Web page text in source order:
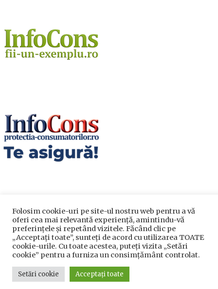
Utile
Utile
Telefoane utile
Folosim cookie-uri pe site-ul nostru web pentru a vă
oferi cea mai relevantă experiență, amintindu-vă
preferințele și repetând vizitele. Făcând clic pe
„Acceptați toate”, sunteți de acord cu utilizarea TOATE
cookie-urile. Cu toate acestea, puteți vizita „Setări
cookie” pentru a furniza un consimțământ controlat.
Setări cookie Acceptați toate